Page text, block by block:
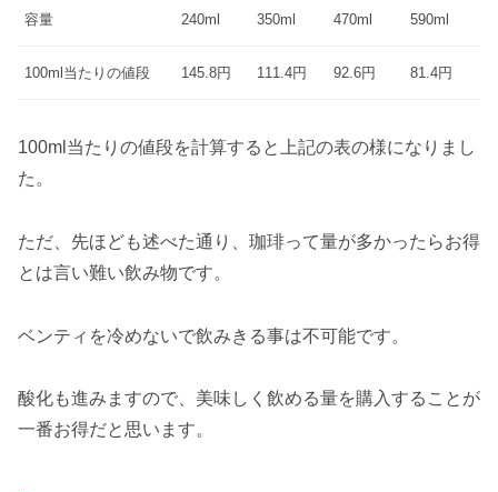
容量 240ml 350ml 470ml 590ml
100ml当たりの値段 145.8円 111.4円 92.6円 81.4円
100ml当たりの値段を計算すると上記の表の様になりまし
た。
ただ、先ほども述べた通り、珈琲って量が多かったらお得
とは言い難い飲み物です。
ベンティを冷めないで飲みきる事は不可能です。
酸化も進みますので、美味しく飲める量を購入することが
一番お得だと思います。